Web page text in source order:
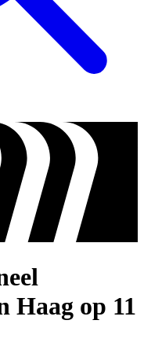
Haag op 11